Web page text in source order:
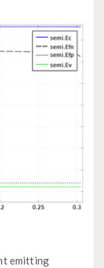
emitting